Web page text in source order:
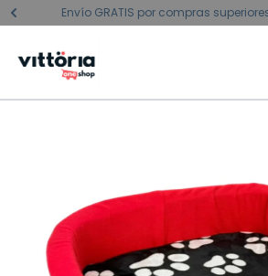
Envío GRATIS por compras